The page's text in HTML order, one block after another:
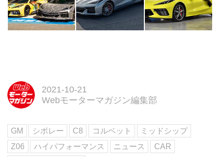
2021-10-21
Webモーターマガジン編集部
GM シボレー C8 コルベット
ミッドシップ
Z06
ハイパフォーマンス ニュース
CAR